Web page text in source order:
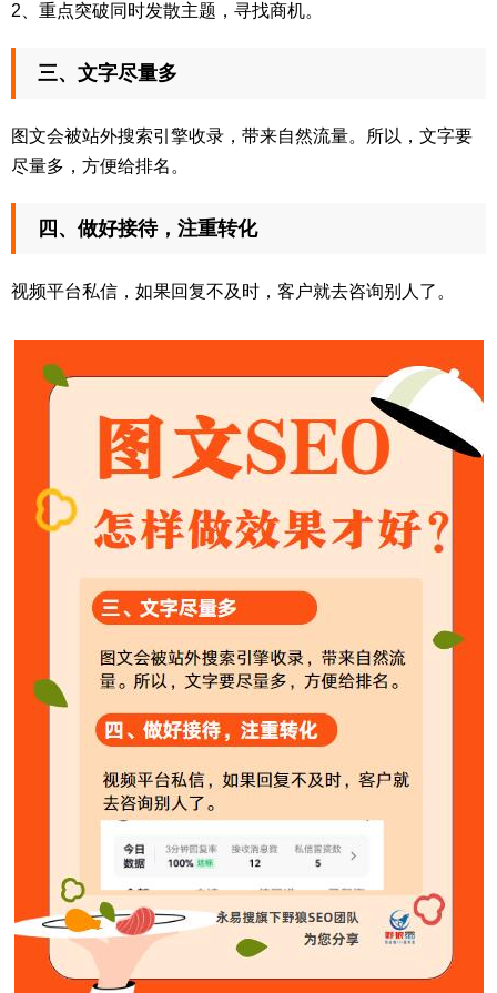
2、重点突破同时发散主题，寻找商机。
三、文字尽量多
图文会被站外搜索引擎收录，带来自然流量。所以，文字要
尽量多，方便给排名。
四、做好接待，注重转化
视频平台私信，如果回复不及时，客户就去咨询别人了。